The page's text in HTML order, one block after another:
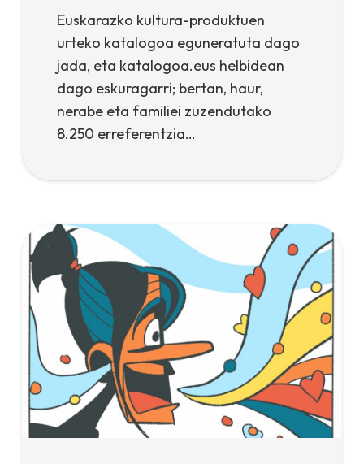
Euskarazko kultura-produktuen
urteko katalogoa eguneratuta dago
jada, eta katalogoa.eus helbidean
dago eskuragarri; bertan, haur,
nerabe eta familiei zuzendutako
8.250 erreferentzia…